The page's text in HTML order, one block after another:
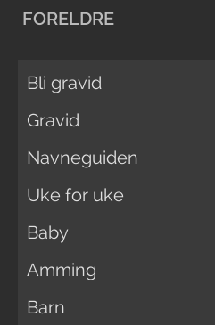
FORELDRE
Bli gravid
Gravid
Navneguiden
Uke for uke
Baby
Amming
Barn